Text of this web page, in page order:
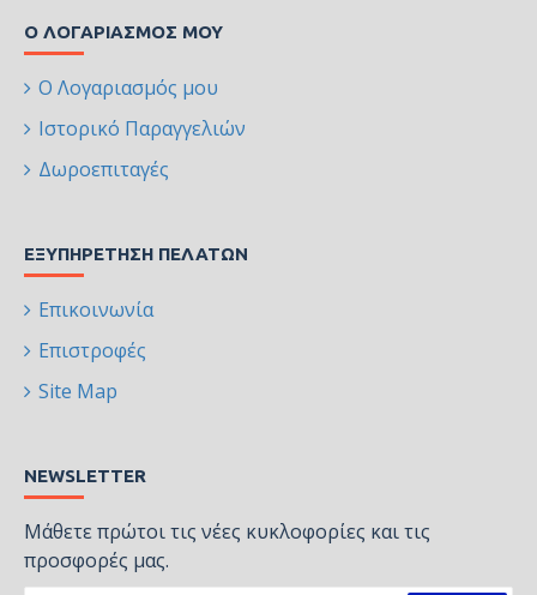
Ο ΛΟΓΑΡΙΑΣΜΌΣ ΜΟΥ
Ο Λογαριασμός μου
Ιστορικό Παραγγελιών
Δωροεπιταγές
ΕΞΥΠΗΡΈΤΗΣΗ ΠΕΛΑΤΏΝ
Επικοινωνία
Επιστροφές
Site Map
NEWSLETTER
Μάθετε πρώτοι τις νέες κυκλοφορίες και τις
προσφορές μας.